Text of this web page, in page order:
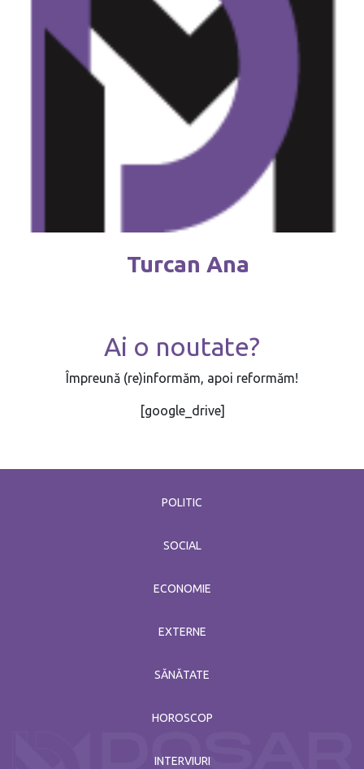
Turcan Ana
Ai o noutate?
Împreună (re)informăm, apoi reformăm!
[google_drive]
POLITIC
SOCIAL
ECONOMIE
EXTERNE
SĂNĂTATE
HOROSCOP
INTERVIURI